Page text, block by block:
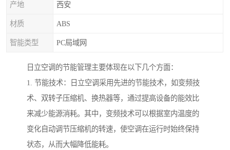
产地 西安
材质 ABS
智能类型 PC局域网
日立空调的节能管理主要体现在以下几个方面：
1. 节能技术：日立空调采用先进的节能技术，如变频技
术、双转子压缩机、换热器等，通过提高设备的能效比
来减少能源消耗。其中，变频技术可以根据室内温度的
变化自动调节压缩机的转速，使空调在运行时始终保持
状态，从而大幅降低能耗。